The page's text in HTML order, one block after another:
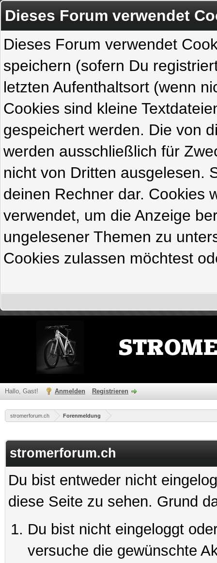
Dieses Forum verwendet
Dieses Forum verwendet
speichern (sofern Du
letzten Aufenthaltsort (wenn
Cookies sind kleine
gespeichert werden. Die von
werden ausschließlich für
nicht von Dritten ausgelesen.
deinen Rechner dar. Cookies
verwendet, um die Anzeige
ungelesener Themen zu
Cookies zulassen möchtest
Hallo, Gast! Anmelden Registrieren
stromerforum.ch Forenmeldung
stromerforum.ch
Du bist entweder nicht
diese Seite zu sehen. Grund
Du bist nicht eingeloggt
versuche die gewünschte